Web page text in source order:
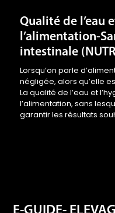
Qualité de l’eau
l’alimentation-
intestinale
négligée, alors qu’elle
La qualité de l’eau et
l’alimentation, sans
garantir les résultats
E-GUIDE-